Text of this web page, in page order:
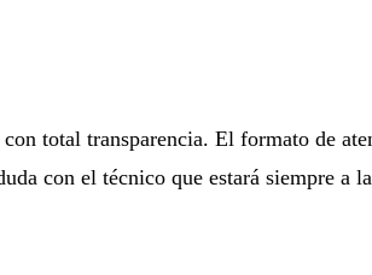
total transparencia. El formato de
con el técnico que estará siempre a